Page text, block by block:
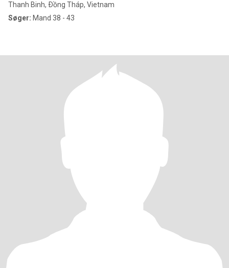
Thanh Binh, Ðồng Tháp, Vietnam
Søger: Mand 38 - 43